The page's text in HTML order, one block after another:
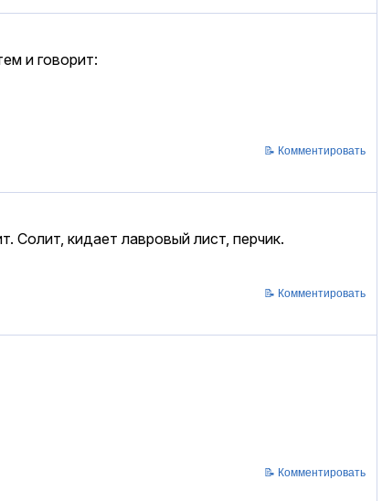
и говорит:
📝 Комментировать
Солит, кидает лавровый лист, перчик.
📝 Комментировать
📝 Комментировать